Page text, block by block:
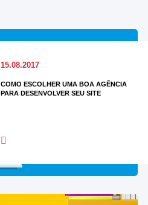
15.08.2017
COMO ESCOLHER UMA BOA AGÊNCIA
PARA DESENVOLVER SEU SITE